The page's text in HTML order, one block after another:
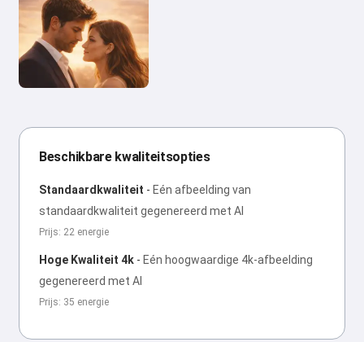
Beschikbare kwaliteitsopties
Standaardkwaliteit - Eén afbeelding van
standaardkwaliteit gegenereerd met AI
Prijs: 22 energie
Hoge Kwaliteit 4k - Eén hoogwaardige 4k-afbeelding
gegenereerd met AI
Prijs: 35 energie